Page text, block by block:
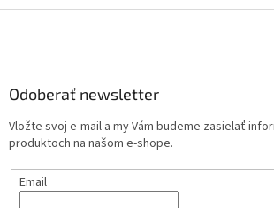
Odoberať newsletter
Vložte svoj e-mail a my Vám budeme zasielať
produktoch na našom e-shope.
Email